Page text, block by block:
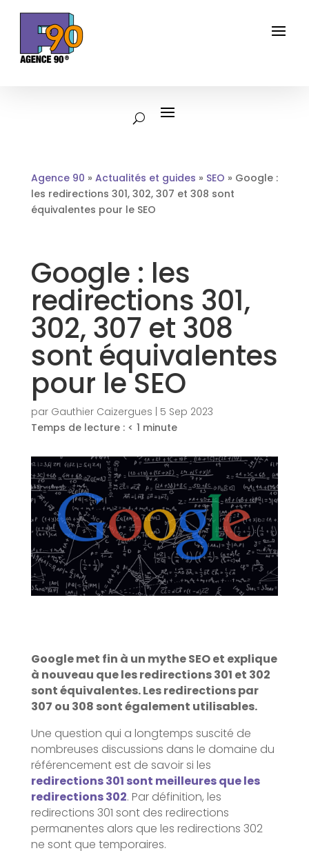
Agence 90 » Actualités et guides » SEO » Google :
les redirections 301, 302, 307 et 308 sont
équivalentes pour le SEO
Google : les
redirections 301,
302, 307 et 308
sont équivalentes
pour le SEO
par Gauthier Caizergues
5 Sep 2023
Temps de lecture : < 1 minute
Google met fin à un mythe SEO et explique
à nouveau que les redirections 301 et 302
sont équivalentes. Les redirections par
307 ou 308 sont également utilisables.
Une question qui a longtemps suscité de
nombreuses discussions dans le domaine du
référencement est de savoir si les
redirections 301 sont meilleures que les
redirections 302. Par définition, les
redirections 301 sont des redirections
permanentes alors que les redirections 302
ne sont que temporaires.